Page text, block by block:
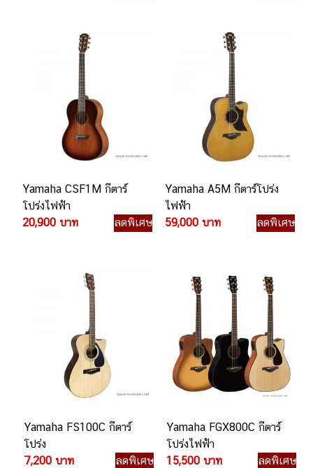
Yamaha CSF1M กีตาร์
โปร่งไฟฟ้า
20,900 บาท
ลดพิเศษ
Yamaha A5M กีตาร์โปร่ง
ไฟฟ้า
59,000 บาท
ลดพิเศษ
Yamaha FS100C กีตาร์
โปร่ง
7,200 บาท
ลดพิเศษ
Yamaha FGX800C กีตาร์
โปร่งไฟฟ้า
15,500 บาท
ลดพิเศษ